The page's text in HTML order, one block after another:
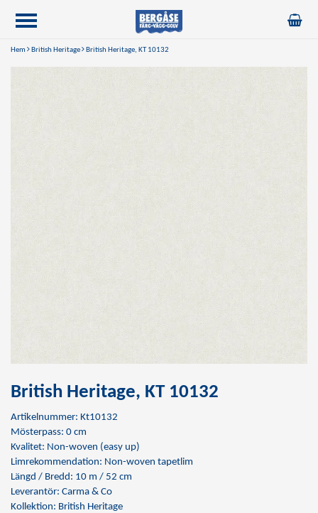
Hem British Heritage British Heritage, KT 10132
British Heritage, KT 10132
Artikelnummer: Kt10132
Mösterpass: 0 cm
Kvalitet: Non-woven (easy up)
Limrekommendation: Non-woven tapetlim
Längd / Bredd: 10 m / 52 cm
Leverantör: Carma & Co
Kollektion: British Heritage